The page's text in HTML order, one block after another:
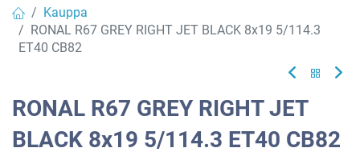
Kauppa
RONAL R67 GREY RIGHT JET BLACK 8x19 5/114.3
ET40 CB82
RONAL R67 GREY RIGHT JET
BLACK 8x19 5/114.3 ET40 CB82